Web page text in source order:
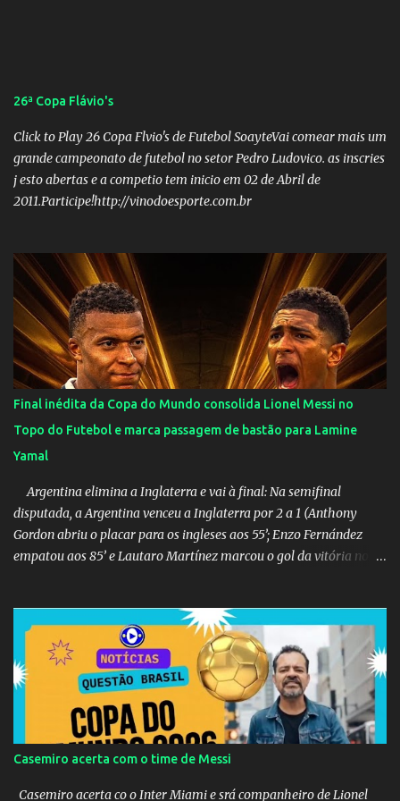
26ª Copa Flávio's
Click to Play 26 Copa Flvio's de Futebol SoayteVai comear mais um
grande campeonato de futebol no setor Pedro Ludovico. as inscries
j esto abertas e a competio tem inicio em 02 de Abril de
2011.Participe!http://vinodoesporte.com.br
Final inédita da Copa do Mundo consolida Lionel Messi no
Topo do Futebol e marca passagem de bastão para Lamine
Yamal
Argentina elimina a Inglaterra e vai à final: Na semifinal
disputada, a Argentina venceu a Inglaterra por 2 a 1 (Anthony
Gordon abriu o placar para os ingleses aos 55’; Enzo Fernández
empatou aos 85’ e Lautaro Martínez marcou o gol da vitória nos
Inglaterra durante o jogo.
Casemiro acerta com o time de Messi
Casemiro acerta co o Inter Miami e srá companheiro de Lionel